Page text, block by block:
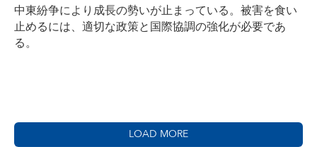
中東紛争により成長の勢いが止まっている。被害を食い
止めるには、適切な政策と国際協調の強化が必要であ
る。
LOAD MORE